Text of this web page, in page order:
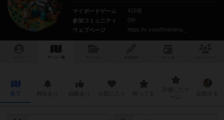
マイボードゲーム
415個
参加コミュニティ
0件
ウェブページ
https://x.com/Rnishimu_
ゲーム一覧
全て